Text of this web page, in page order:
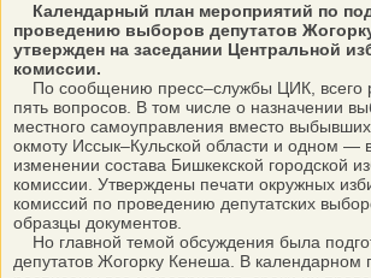
Календарный план мероприятий по
проведению выборов депутатов
утвержден на заседании Центральной
комиссии.
По сообщению пресс–службы ЦИК, всего
пять вопросов. В том числе о назначении
местного самоуправления вместо
окмоту Иссык–Кульской области и одном —
изменении состава Бишкекской городской
комиссии. Утверждены печати окружных
комиссий по проведению депутатских
образцы документов.
Но главной темой обсуждения была
депутатов Жогорку Кенеша. В календарном